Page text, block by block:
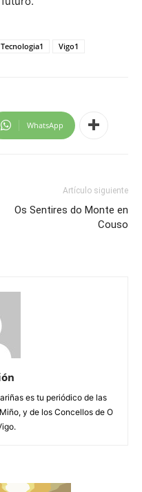
Tecnologia1 Vigo1
WhatsApp
Artículo siguiente
Os Sentires do Monte en
Couso
es tu periódico de las
y de los Concellos de O